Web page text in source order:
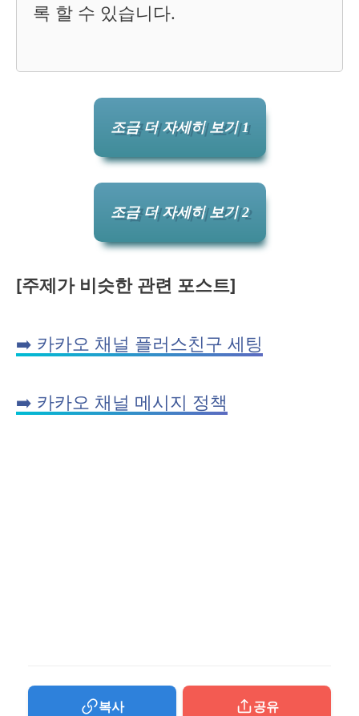
록 할 수 있습니다.
조금 더 자세히 보기 1
조금 더 자세히 보기 2
[주제가 비슷한 관련 포스트]
➡️ 카카오 채널 플러스친구 세팅
➡️ 카카오 채널 메시지 정책
복사 공유